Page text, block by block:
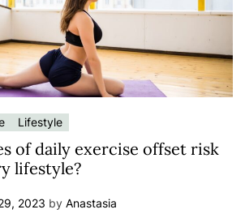
Lifestyle
of daily exercise offset risk
lifestyle?
2023 by Anastasia